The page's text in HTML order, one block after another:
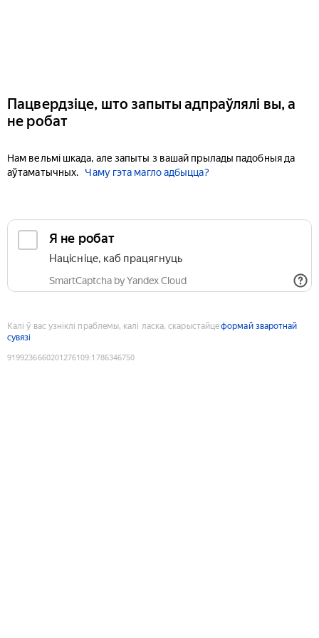
Пацвердзіце, што запыты адпраўлялі вы, а
не робат
Нам вельмі шкада, але запыты з вашай прылады падобныя да
аўтаматычных.
Чаму гэта магло адбыцца?
Я не робат
Націсніце, каб працягнуць
SmartCaptcha by Yandex Cloud
Калі ў вас узніклі праблемы, калі ласка, скарыстайцеформай зваротнай
сувязі
9199236660201276109:1786346750